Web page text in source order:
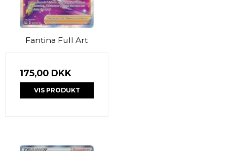
Fantina Full Art
175,00 DKK
VIS PRODUKT